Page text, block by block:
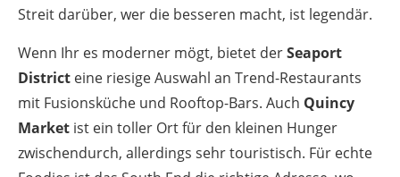
Streit darüber, wer die besseren macht, ist legendär.
Wenn Ihr es moderner mögt, bietet derSeaport
District eine riesige Auswahl an Trend-Restaurants
mit Fusionsküche und Rooftop-Bars. Auch Quincy
Market ist ein toller Ort für den kleinen Hunger
zwischendurch, allerdings sehr touristisch. Für echte